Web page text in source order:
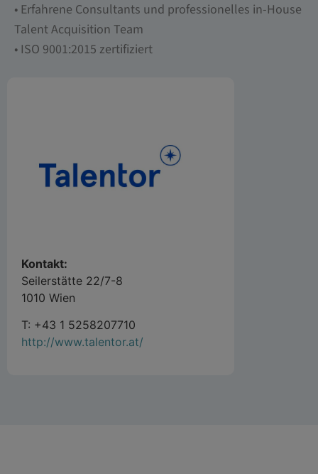
• Erfahrene Consultants und professionelles in-House
Talent Acquisition Team
• ISO 9001:2015 zertifiziert
Kontakt:
Seilerstätte 22/7-8
1010 Wien
T: +43 1 5258207710
http://www.talentor.at/